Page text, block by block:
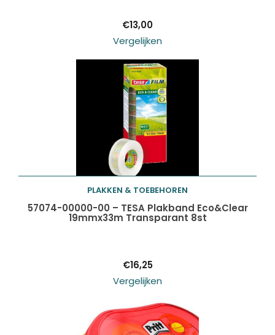
€13,00
Vergelijken
Toevoegen aan
PLAKKEN & TOEBEHOREN
57074-00000-00 – TESA Plakband Eco&Clear
19mmx33m Transparant 8st
€16,25
Vergelijken